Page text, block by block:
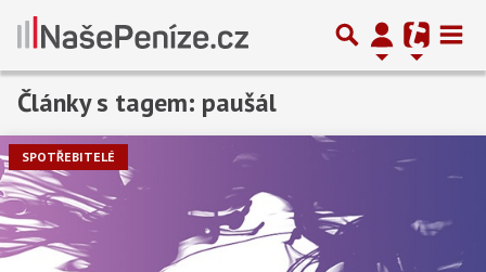
Články s tagem: paušál
SPOTŘEBITELÉ